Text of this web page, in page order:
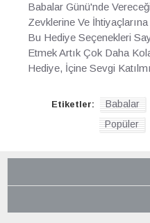
Babalar Günü'nde
Zevklerine Ve
Bu Hediye Seçenekleri
Etmek Artık Çok Daha
Hediye, İçine Sevgi
Etiketler: Babalar
Popüler